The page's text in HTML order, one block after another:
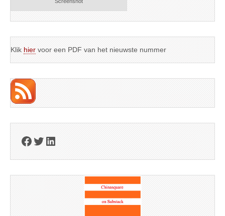
Klik hier voor een PDF van het nieuwste nummer
Facebook
Twitter
LinkedIn